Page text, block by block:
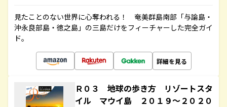
見たことのない世界に心奪われる！ 奄美群島南部「与論島・
沖永良部島・徳之島」の三島だけをフィーチャーした完全ガイ
ド。
詳細を見る
Ｒ０３ 地球の歩き方 リゾートスタ
イル マウイ島 ２０１９～２０２０